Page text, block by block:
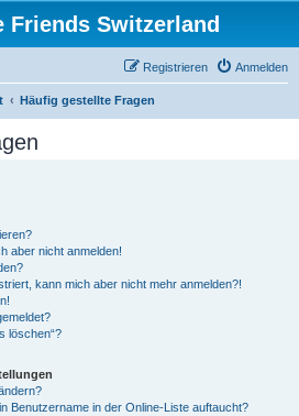
Friends Switzerland
Anmelden
Registrieren
Häufig gestellte Fragen
aber nicht anmelden!
kann mich aber nicht mehr anmelden?!
löschen“?
Benutzername in der Online-Liste auftaucht?